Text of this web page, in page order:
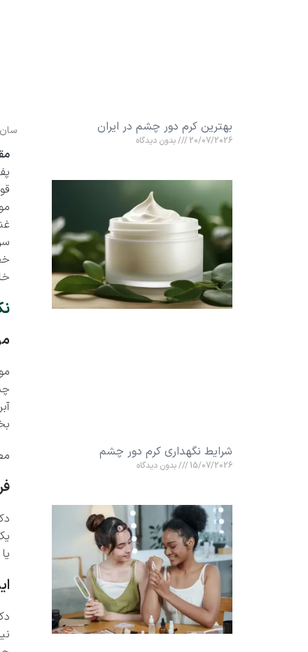
بهترین کرم دور چشم در ایران
20/07/2026 بدون دیدگاه
شرایط نگهداری کرم دور چشم
15/07/2026 بدون دیدگاه